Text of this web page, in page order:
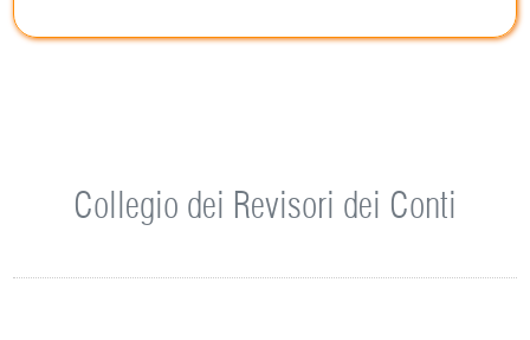
Collegio dei Revisori dei Conti